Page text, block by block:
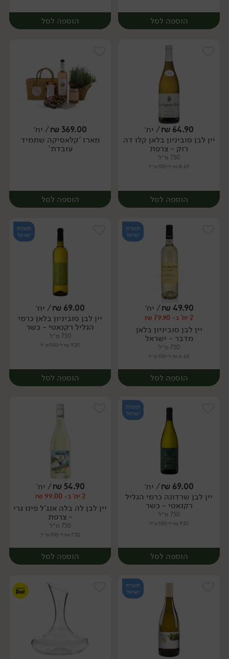
הוספה לסל
יח׳
הוספה לסל
יח׳
64.90
₪/ יח׳
יין לבן סוביניון בלאן קלו דה
רוק - צרפת
750 מ״ל
8.65 ₪ ל-100 מ״ל
הוספה לסל
יח׳
369.00
₪/ יח׳
מארז 'קלאסיקה שתמיד
עובדת'
הוספה לסל
יח׳
תוצרת
ישראל
49.90
₪/ יח׳
2 יח' ב- 79.90 ₪
יין לבן סוביניון בלאן
מדבר - ישראל
750 מ״ל
6.65 ₪ ל-100 מ״ל
הוספה לסל
יח׳
תוצרת
ישראל
69.00
₪/ יח׳
יין לבן סוביניון בלאן כרמי
הגליל רקנאטי - כשר
750 מ״ל
9.20 ₪ ל-100 מ״ל
הוספה לסל
יח׳
תוצרת
ישראל
69.00
₪/ יח׳
יין לבן שרדונה כרמי הגליל
רקנאטי - כשר
750 מ״ל
9.20 ₪ ל-100 מ״ל
הוספה לסל
54.90
₪/ יח׳
2 יח' ב- 99.00 ₪
יין לבן לה בלה אנג'ל פינו גרי
- צרפת
750 מ״ל
7.32 ₪ ל-100 מ״ל
הוספה לסל
תוצרת
ישראל